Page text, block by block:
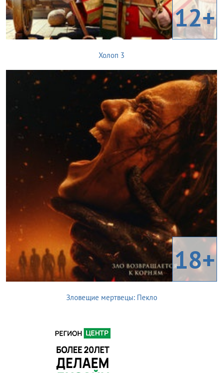
12+
Холоп 3
18+
Зловещие мертвецы: Пекло